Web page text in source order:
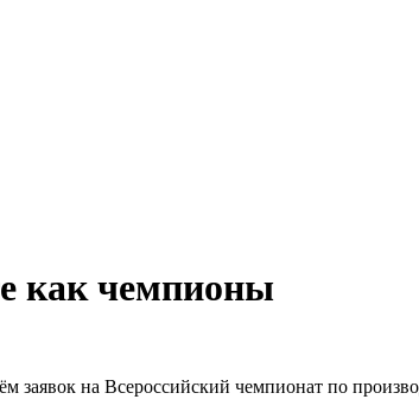
как чемпионы
заявок на Всероссийский чемпионат по